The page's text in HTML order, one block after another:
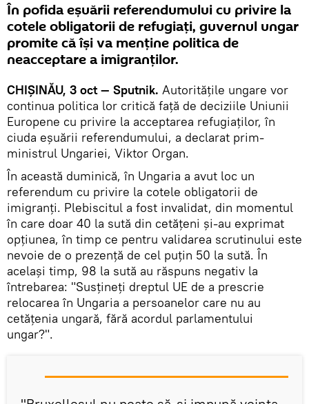
În pofida eșuării referendumului cu privire la
cotele obligatorii de refugiați, guvernul ungar
promite că își va menține politica de
neacceptare a imigranților.
CHIȘINĂU, 3 oct — Sputnik. Autoritățile ungare vor
continua politica lor critică față de deciziile Uniunii
Europene cu privire la acceptarea refugiaților, în
ciuda eșuării referendumului, a declarat prim-
ministrul Ungariei, Viktor Organ.
În această duminică, în Ungaria a avut loc un
referendum cu privire la cotele obligatorii de
imigranți. Plebiscitul a fost invalidat, din momentul
în care doar 40 la sută din cetățeni și-au exprimat
opțiunea, în timp ce pentru validarea scrutinului este
nevoie de o prezență de cel puțin 50 la sută. În
același timp, 98 la sută au răspuns negativ la
întrebarea: "Susțineți dreptul UE de a prescrie
relocarea în Ungaria a persoanelor care nu au
cetățenia ungară, fără acordul parlamentului
ungar?".